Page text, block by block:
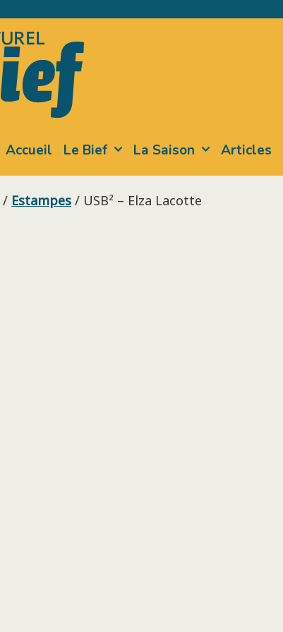
Accueil Le Bief La Saison Articles
/ Estampes / USB² – Elza Lacotte